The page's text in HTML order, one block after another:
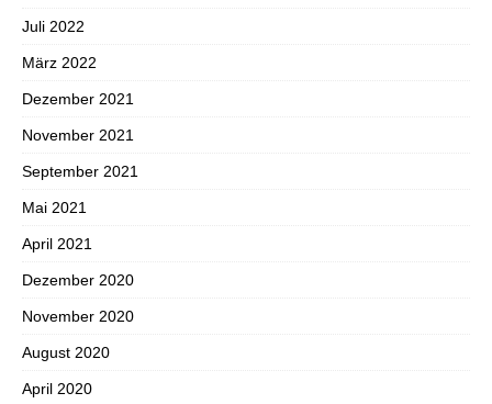
Juli 2022
März 2022
Dezember 2021
November 2021
September 2021
Mai 2021
April 2021
Dezember 2020
November 2020
August 2020
April 2020